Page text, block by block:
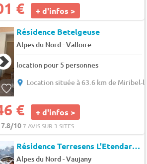
€ + d'infos >
Résidence Betelgeuse
Alpes du Nord-Valloire
location pour 5 personnes
Location située à 63.6 km de Miribel-
€ + d'infos >
7.8/107 AVIS SUR 3 SITES
Résidence Terresens L'Etendard (504264)
Alpes du Nord-Vaujany